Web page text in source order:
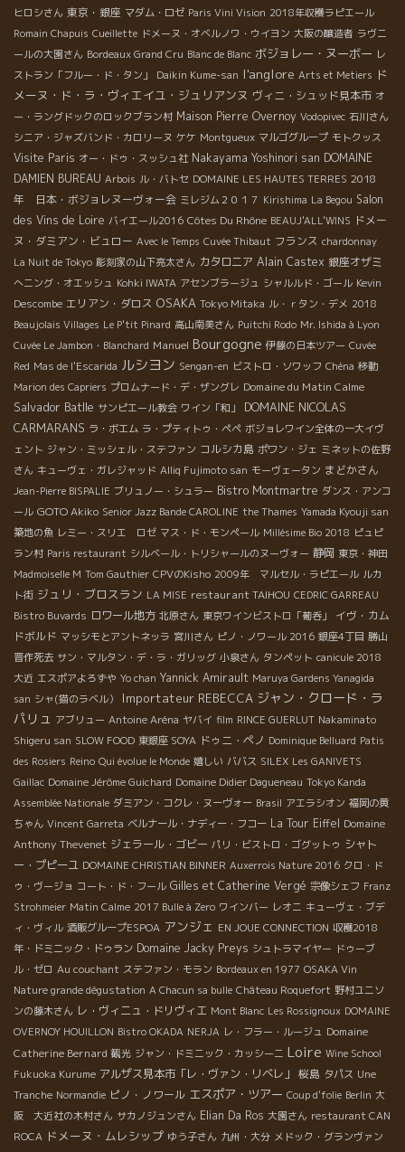
ヒロシさん 東京・銀座 マダム・ロゼ Paris Vini Vision 2018年収穫ラピエール
Romain Chapuis Cueillette ドメーヌ・オベルノワ・ウイヨン 大阪の醸造者 ラヴニ
ールの大園さん Bordeaux Grand Cru Blanc de Blanc ボジョレー・ヌーボー レ
ストラン「フルー・ド・タン」
Daikin Kume-san l'anglore Arts et Metiers ド
メーヌ・ド・ラ・ヴィエイユ・ジュリアンヌ ヴィニ・シュッド見本市 オ
ー・ラングドックのロックブラン村 Maison Pierre Overnoy Vodopivec 石川さん
シニア・ジャズバンド・カロリーヌ ケケ Montgueux マルゴグループ モトクッス
Visite Paris オー・ドゥ・スッシュ社 Nakayama Yoshinori san DOMAINE
DAMIEN BUREAU Arbois ル・バトセ DOMAINE LES HAUTES TERRES 2018
年 日本・ボジョレヌーヴォー会 ミレジム２０１７ Kirishima La Begou Salon
des Vins de Loire バイエール2016 Côtes Du Rhône BEAUJ'ALL'WINS ドメー
ヌ・ダミアン・ビュロー Avec le Temps Cuvée Thibaut フランス chardonnay
La Nuit de Tokyo 彫刻家の山下亮太さん カタロニア Alain Castex 銀座オザミ
へニング・オエッシュ Kohki IWATA アセンブラージュ シャルルド・ゴール Kevin
Descombe エリアン・ダロス OSAKA Tokyo Mitaka ル・ｒタン・デメ 2018
Beaujolais Villages Le P'tit Pinard 高山南美さん Puitchi Rodo Mr. Ishida à Lyon
Cuvée Le Jambon・Blanchard Manuel Bourgogne 伊藤の日本ツアー Cuvée
Red Mas de l'Escarida ルシヨン Sengan-en ビストロ・ソワッフ Chéna 移動
Marion des Capriers プロムナード・デ・ザングレ Domaine du Matin Calme
Salvador Batlle サンピエール教会 ワイン「和」
DOMAINE NICOLAS
CARMARANS ラ・ボエム ラ・プティトゥ・ペペ ボジョレワイン全体の一大イヴ
ェント ジャン・ミッシェル・ステファン コルシカ島 ポワン・ジェ ミネットの佐野
さん キューヴェ・ガレジャッド Alliq Fujimoto san モーヴェータン まどかさん
Jean-Pierre BISPALIE ブリュノー・シュラー Bistro Montmartre ダンス・アンコ
ール GOTO Akiko Senior Jazz Bande CAROLINE the Thames Yamada Kyouji san
築地の魚 レミー・スリエ ロゼ マス・ド・モンペール Millésime Bio 2018 ピュピ
ラン村 Paris restaurant シルベール・トリシャールのヌーヴォー 静岡 東京・神田
Madmoiselle M Tom Gauthier CPVのKisho 2009年 マルセル・ラピエール ルカ
ト街 ジュリ・ブロスラン LA MISE restaurant TAIHOU CEDRIC GARREAU
Bistro Buvards ロワール地方 北原さん 東京ワインビストロ「葡呑」
イヴ・カム
ドボルド マッシモとアントネッラ 宮川さん ピノ・ノワール 2016 銀座4丁目 勝山
晋作死去 サン・マルタン・デ・ラ・ガリッグ 小泉さん タンペット canicule 2018
大近 エスポアよろずや Yo chan Yannick Amirault Maruya Gardens Yanagida
san シャ(猫のラベル） Importateur REBECCA ジャン・クロード・ラ
パリュ アブリュー Antoine Aréna ヤバイ film RINCE GUERLUT Nakaminato
Shigeru san SLOW FOOD 東銀座 SOYA ドゥニ・ペノ Dominique Belluard Patis
des Rosiers Reino Qui évolue le Monde 嬉しい ババス SILEX Les GANIVETS
Gaillac Domaine Jérôme Guichard Domaine Didier Dagueneau Tokyo Kanda
Assemblée Nationale ダミアン・コクレ・ヌーヴォー Brasil アエラシオン 福岡の黄
ちゃん Vincent Garreta ベルナール・ナディー・フコー La Tour Eiffel Domaine
Anthony Thevenet ジェラール・ゴビー パリ・ビストロ・ゴグットゥ シャト
ー・プピーユ DOMAINE CHRISTIAN BINNER Auxerrois Nature 2016 クロ・ド
ゥ・ヴージョ コート・ド・フール Gilles et Catherine Vergé 宗像シェフ Franz
Strohmeier Matin Calme 2017 Bulle à Zero ワインバー レオニ キューヴェ・ブデ
ィ・ヴィル 酒販グループESPOA アンジェ EN JOUE CONNECTION 収穫2018
年・ドミニック・ドゥラン Domaine Jacky Preys シュトラマイヤー ドゥーブ
ル・ゼロ Au couchant ステファン・モラン Bordeaux en 1977 OSAKA Vin
Nature grande dégustation A Chacun sa bulle Château Roquefort 野村ユニソ
ンの藤木さん レ・ヴィニュ・ドリヴィエ Mont Blanc Les Rossignoux DOMAINE
OVERNOY HOUILLON Bistro OKADA NERJA レ・フラー・ルージュ Domaine
Catherine Bernard 観光 ジャン・ドミニック・カッシーニ Loire Wine School
Fukuoka Kurume アルザス見本市「レ・ヴァン・リベレ」 桜島 タパス Une
Tranche Normandie ピノ・ノワール エスポア・ツアー Coup d'folie Berlin 大
阪 大近社の木村さん サカノジュンさん Elian Da Ros 大園さん restaurant CAN
ROCA ドメーヌ・ムレシップ ゆう子さん 九州・大分 メドック・グランヴァン